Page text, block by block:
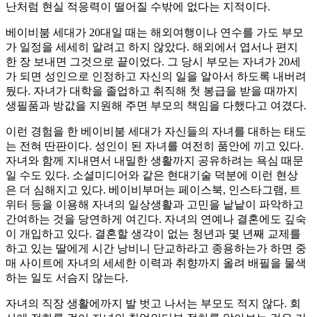
난처럼 현실 적응력이 떨어질 수밖에 없다는 지적이다.
베이비붐 세대가 20대일 때는 해외여행이나 연수를 가도 부모
가 일정을 세세히 알려고 하지 않았다. 해외에서 엽서나 편지
한 장 보내면 그것으로 끝이었다. 그 당시 부모는 자녀가 20세
가 되면 성인으로 인정하고 자신의 일을 알아서 하도록 내버려
뒀다. 자녀가 대학을 졸업하고 취직해 첫 봉급을 받을 때까지
생필품과 방값을 지원해 주면 부모의 책임을 다했다고 여겼다.
이런 경험을 한 베이비붐 세대가 자신들의 자녀를 대하는 태도
는 전혀 딴판이다. 성인이 된 자녀를 여전히 품안에 끼고 있다.
자녀와 함께 지내면서 내밀한 생활까지 공유하려는 욕심 때문
일 수도 있다. 소셜미디어와 같은 현대기술 덕분에 이런 현상
은 더 심해지고 있다. 베이비부머는 페이스북, 인스타그램, 트
위터 등을 이용해 자녀의 일상생활과 고민을 낱낱이 파악하고
간여하는 것을 당연하게 여긴다. 자녀의 연예나 결혼에도 깊숙
이 개입하고 있다. 결혼할 생각이 없는 청년과 몇 년째 교제를
하고 있는 딸에게 시간 낭비니 단교하라고 종용하는가 하면 중
매 사이트에 자녀의 세세한 이력과 취향까지 올려 배필을 물색
하는 일도 서슴지 않는다.
자녀의 직장 생활에까지 발 벗고 나서는 부모도 적지 않다. 회